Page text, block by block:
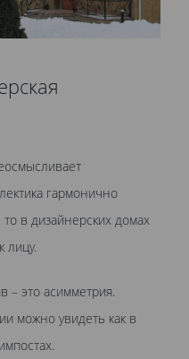
гармонично
в дизайнерских домах
лицу.
– это асимметрия.
можно увидеть как в